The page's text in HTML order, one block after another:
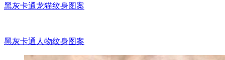
黑灰卡通龙猫纹身图案
黑灰卡通人物纹身图案